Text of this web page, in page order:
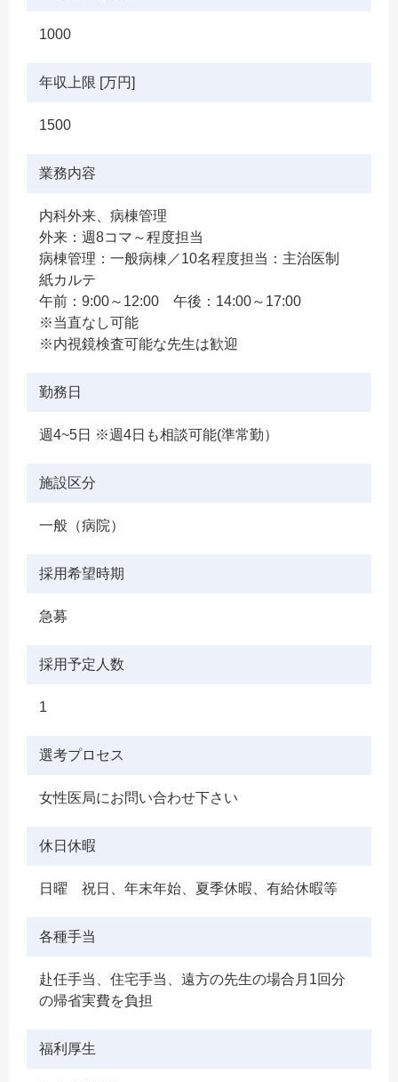
1000
年収上限 [万円]
1500
業務内容
内科外来、病棟管理
外来：週8コマ～程度担当
病棟管理：一般病棟／10名程度担当：主治医制
紙カルテ
午前：9:00～12:00 午後：14:00～17:00
※当直なし可能
※内視鏡検査可能な先生は歓迎
勤務日
週4~5日 ※週4日も相談可能(準常勤）
施設区分
一般（病院）
採用希望時期
急募
採用予定人数
1
選考プロセス
女性医局にお問い合わせ下さい
休日休暇
日曜 祝日、年末年始、夏季休暇、有給休暇等
各種手当
赴任手当、住宅手当、遠方の先生の場合月1回分
の帰省実費を負担
福利厚生